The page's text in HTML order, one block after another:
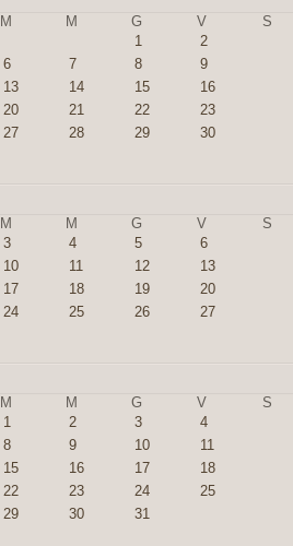
M M G V
S
1
2
6 7 8
9
13 14 15
16
20 21 22
23
27 28 29
30
M M G V
S
3 4 5
6
10 11 12
13
17 18 19
20
24 25 26
27
M M G V
S
1
2 3
4
8 9 10
11
15 16 17
18
22 23 24
25
29 30 31